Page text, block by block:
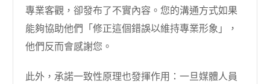
專業客觀，卻發布了不實內容。您的溝通方式如果
能夠協助他們「修正這個錯誤以維持專業形象」，
他們反而會感謝您。
此外，承諾一致性原理也發揮作用：一旦媒體人員